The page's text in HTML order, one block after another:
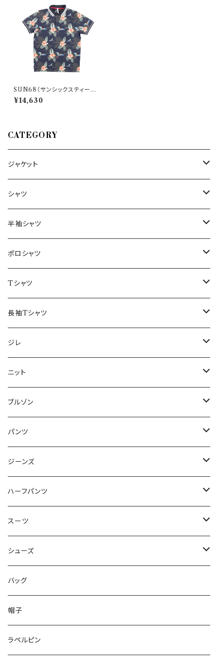
SUN68（サンシックスティーエ
イト） 半袖ポロシャツ A30122
24801
¥14,630
CATEGORY
ジャケット
～44/S
46/M
48/L
50/XL～
シャツ
～44/S
46/M
48/L
50/XL～
半袖シャツ
～44/S
46/M
48/L
50/XL～
ポロシャツ
～44/S
46/M
48/L
50/XL～
Tシャツ
～44/S
46/M
48/L
50/XL～
長袖Tシャツ
～44/S
46/M
48/L
50/XL～
ジレ
～44/S
46/M
48/L
50/XL～
ニット
～44/S
46/M
48/L
50/XL～
ブルゾン
～44/S
46/M
48/L
50/XL～
パンツ
～44/S
46/M
48/L
50/XL～
ジーンズ
～44/S
46/M
48/L
50/XL～
ハーフパンツ
～44/S
46/M
48/L
50/XL～
スーツ
～44/S
46/M
48/L
50/XL～
シューズ
～25.5cm
26cm～
27cm～
バッグ
帽子
ラペルピン